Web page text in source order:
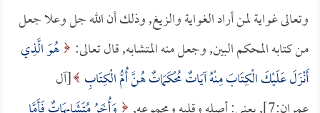
وتعالى غواية لمن أراد الغواية والزيغ, وذلك أن الله جل وعلا جعل
من كتابه المحكم البين, وجعل منه المتشابه, قال تعالى: هُوَ الَّذِي
أَنْزَلَ عَلَيْكَ الْكِتَابَ مِنْهُ آيَاتٌ مُحْكَمَاتٌ هُنَّ أُمُّ الْكِتَابِ [آل